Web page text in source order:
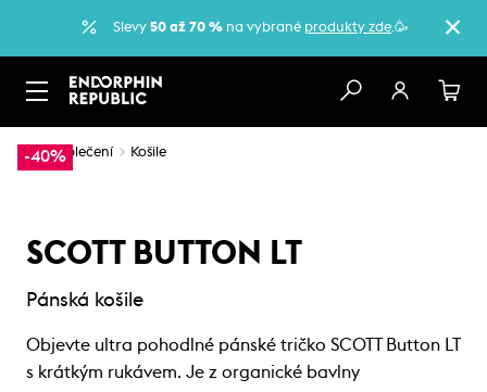
Slevy 50 až 70 % na vybrané produkty zde.🥳
-40%
… Oblečení Košile
SCOTT BUTTON LT
Pánská košile
Objevte ultra pohodlné pánské tričko SCOTT Button LT
s krátkým rukávem. Je z organické bavlny